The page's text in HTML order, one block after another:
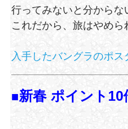
行ってみないと分から
これだから、旅はやめら
入手したバングラのポ
■新春 ポイント